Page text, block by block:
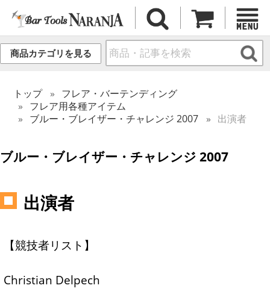
商品カテゴリを見る
トップ
フレア・バーテンディング
フレア用各種アイテム
ブルー・ブレイザー・チャレンジ 2007
出演者
ブルー・ブレイザー・チャレンジ 2007
出演者
【競技者リスト】
Christian Delpech